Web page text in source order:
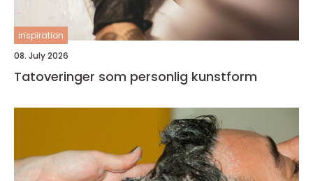
inspiration
08. July 2026
Tatoveringer som personlig kunstform